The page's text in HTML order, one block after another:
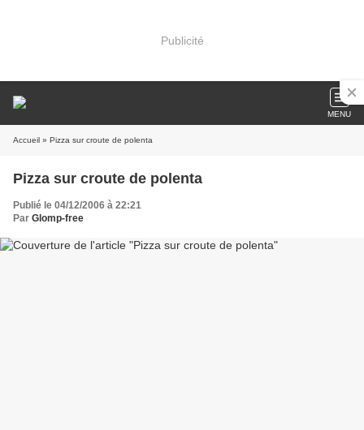
Publicité
MENU
Accueil » Pizza sur croute de polenta
Pizza sur croute de polenta
Publié le 04/12/2006 à 22:21
Par Glomp-free